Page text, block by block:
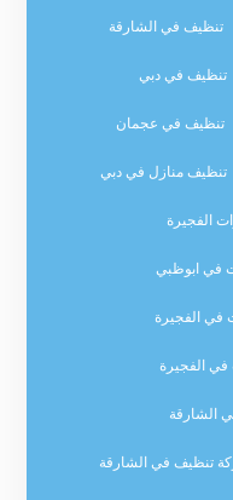
تنظيف في الشارقة
تنظيف في دبي
تنظيف في عجمان
تنظيف منازل في دبي
الفجيرة
في ابوظبي
الفجيرة
الفجيرة
الشارقة
تنظيف في الشارقة